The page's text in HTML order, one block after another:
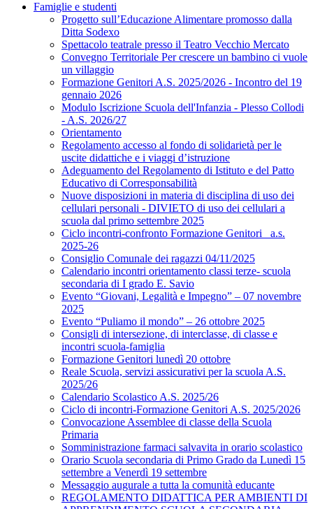
Famiglie e studenti
Progetto sull’Educazione Alimentare promosso dalla
Ditta Sodexo
Spettacolo teatrale presso il Teatro Vecchio Mercato
Convegno Territoriale Per crescere un bambino ci vuole
un villaggio
Formazione Genitori A.S. 2025/2026 - Incontro del 19
gennaio 2026
Modulo Iscrizione Scuola dell'Infanzia - Plesso Collodi
- A.S. 2026/27
Orientamento
Regolamento accesso al fondo di solidarietà per le
uscite didattiche e i viaggi d’istruzione
Adeguamento del Regolamento di Istituto e del Patto
Educativo di Corresponsabilità
Nuove disposizioni in materia di disciplina di uso dei
cellulari personali - DIVIETO di uso dei cellulari a
scuola dal primo settembre 2025
Ciclo incontri-confronto Formazione Genitori_ a.s.
2025-26
Consiglio Comunale dei ragazzi 04/11/2025
Calendario incontri orientamento classi terze- scuola
secondaria di I grado E. Savio
Evento “Giovani, Legalità e Impegno” – 07 novembre
2025
Evento “Puliamo il mondo” – 26 ottobre 2025
Consigli di intersezione, di interclasse, di classe e
incontri scuola-famiglia
Formazione Genitori lunedì 20 ottobre
Reale Scuola, servizi assicurativi per la scuola A.S.
2025/26
Calendario Scolastico A.S. 2025/26
Ciclo di incontri-Formazione Genitori A.S. 2025/2026
Convocazione Assemblee di classe della Scuola
Primaria
Somministrazione farmaci salvavita in orario scolastico
Orario Scuola secondaria di Primo Grado da Lunedì 15
settembre a Venerdì 19 settembre
Messaggio augurale a tutta la comunità educante
REGOLAMENTO DIDATTICA PER AMBIENTI DI